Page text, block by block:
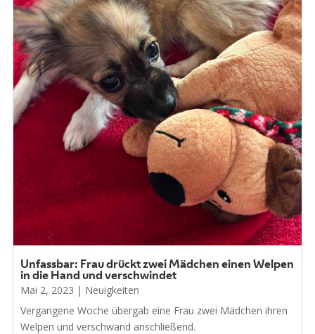
Unfassbar: Frau drückt zwei Mädchen einen Welpen
in die Hand und verschwindet
Mai 2, 2023 | Neuigkeiten
Vergangene Woche übergab eine Frau zwei Mädchen ihren
Welpen und verschwand anschließend.